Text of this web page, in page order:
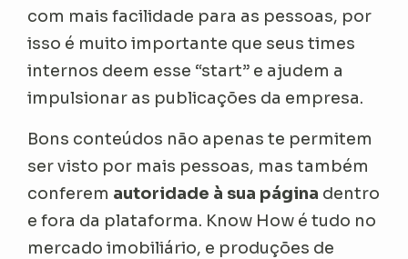
com mais facilidade para as pessoas, por
isso é muito importante que seus times
internos deem esse “start” e ajudem a
impulsionar as publicações da empresa.
Bons conteúdos não apenas te permitem
ser visto por mais pessoas, mas também
conferem autoridade à sua página dentro
e fora da plataforma. Know How é tudo no
mercado imobiliário, e produções de